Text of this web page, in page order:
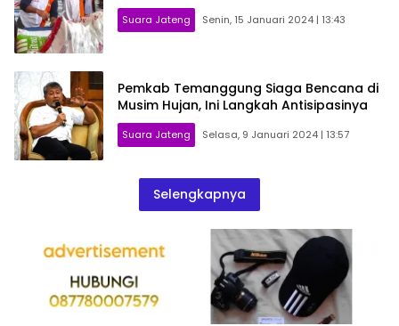
Suara Jateng Senin, 15 Januari 2024 | 13:43
Pemkab Temanggung Siaga Bencana di
Musim Hujan, Ini Langkah Antisipasinya
Suara Jateng Selasa, 9 Januari 2024 | 13:57
Selengkapnya